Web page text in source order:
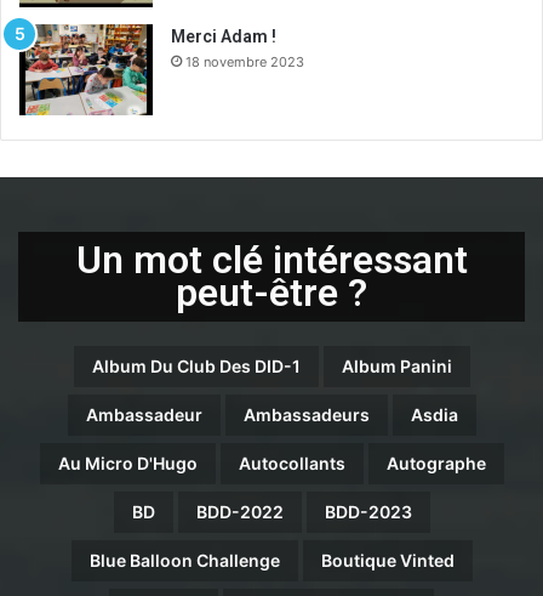
Merci Adam !
18 novembre 2023
Un mot clé intéressant
peut-être ?
Album Du Club Des DID-1 Album Panini
Ambassadeur Ambassadeurs Asdia
Au Micro D'Hugo Autocollants Autographe
BD BDD-2022 BDD-2023
Blue Balloon Challenge Boutique Vinted